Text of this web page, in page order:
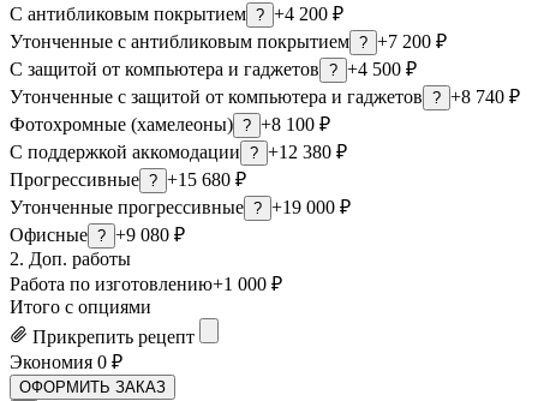
С антибликовым покрытием ? +4 200 ₽
Утонченные с антибликовым покрытием ? +7 200 ₽
С защитой от компьютера и гаджетов ? +4 500 ₽
Утонченные с защитой от компьютера и гаджетов ? +8 740 ₽
Фотохромные (хамелеоны) ? +8 100 ₽
С поддержкой аккомодации ? +12 380 ₽
Прогрессивные ? +15 680 ₽
Утонченные прогрессивные ? +19 000 ₽
Офисные ? +9 080 ₽
2. Доп. работы
Работа по изготовлению+1 000 ₽
Итого с опциями
Прикрепить рецепт
Экономия 0 ₽
ОФОРМИТЬ ЗАКАЗ